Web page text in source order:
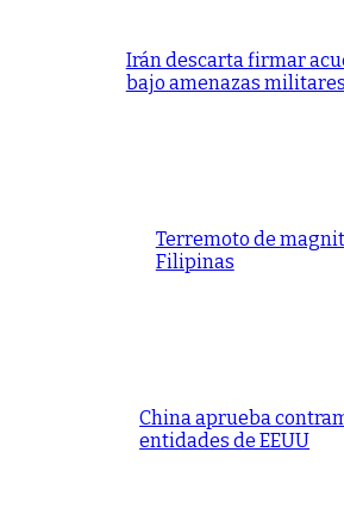
Irán descarta firmar
bajo amenazas militares
Terremoto de
Filipinas
China aprueba
entidades de EEUU